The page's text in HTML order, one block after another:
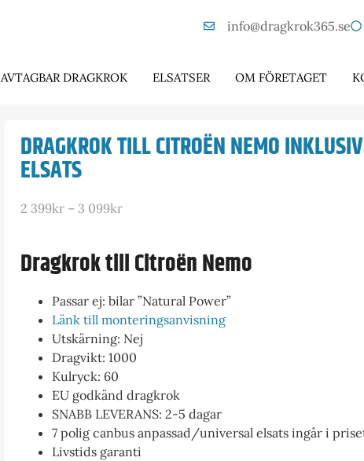
info@dragkrok365.se
AVTAGBAR DRAGKROK ELSATSER OM FÖRETAGET
DRAGKROK TILL CITROËN NEMO
ELSATS
2 399kr – 3 099kr
Dragkrok till Citroën Nemo
Passar ej: bilar ”Natural Power”
Länk till monteringsanvisning
Utskärning: Nej
Dragvikt: 1000
Kulryck: 60
EU godkänd dragkrok
SNABB LEVERANS: 2-5 dagar
7 polig canbus anpassad/universal elsats ingår i
Livstids garanti